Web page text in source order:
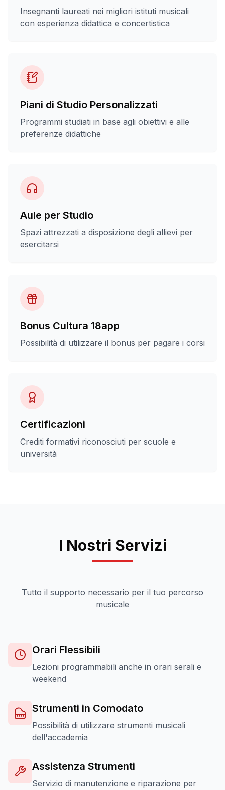
Insegnanti laureati nei migliori istituti musicali
con esperienza didattica e concertistica
Piani di Studio Personalizzati
Programmi studiati in base agli obiettivi e alle
preferenze didattiche
Aule per Studio
Spazi attrezzati a disposizione degli allievi per
esercitarsi
Bonus Cultura 18app
Possibilità di utilizzare il bonus per pagare i corsi
Certificazioni
Crediti formativi riconosciuti per scuole e
università
I Nostri Servizi
Tutto il supporto necessario per il tuo percorso
musicale
Orari Flessibili
Lezioni programmabili anche in orari serali e
weekend
Strumenti in Comodato
Possibilità di utilizzare strumenti musicali
dell'accademia
Assistenza Strumenti
Servizio di manutenzione e riparazione per